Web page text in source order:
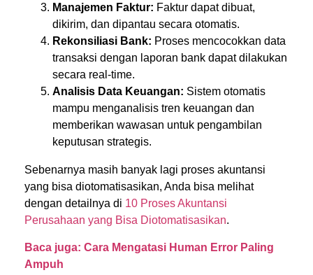
Manajemen Faktur: Faktur dapat dibuat,
dikirim, dan dipantau secara otomatis.
Rekonsiliasi Bank: Proses mencocokkan data
transaksi dengan laporan bank dapat dilakukan
secara real-time.
Analisis Data Keuangan: Sistem otomatis
mampu menganalisis tren keuangan dan
memberikan wawasan untuk pengambilan
keputusan strategis.
Sebenarnya masih banyak lagi proses akuntansi
yang bisa diotomatisasikan, Anda bisa melihat
dengan detailnya di 10 Proses Akuntansi
Perusahaan yang Bisa Diotomatisasikan.
Baca juga: Cara Mengatasi Human Error Paling
Ampuh